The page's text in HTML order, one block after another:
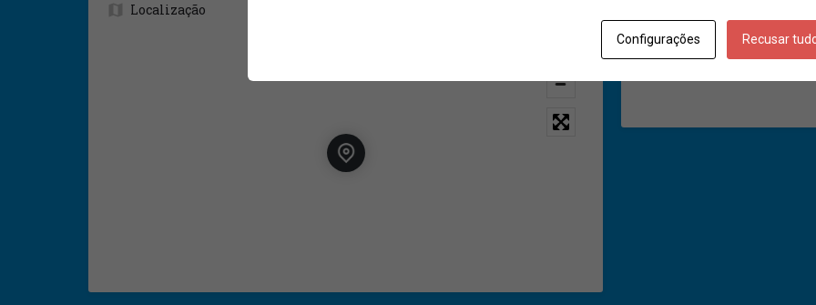
Localização
Configurações Recusar